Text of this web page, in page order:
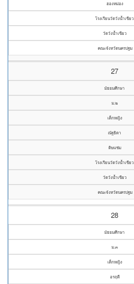
ฮองหม่อง
โรงเรียนวัดวังน้ำเขียว
วัดวังน้ำเขียว
คณะจังหวัดนครปฐม
27
มัธยมศึกษา
ม.๒
เด็กหญิง
ณัฐธิดา
ดิษแช่ม
โรงเรียนวัดวังน้ำเขียว
วัดวังน้ำเขียว
คณะจังหวัดนครปฐม
28
มัธยมศึกษา
ม.๓
เด็กหญิง
อรฤดี